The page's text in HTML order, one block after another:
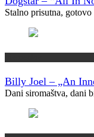
Stalno prisutna,
Billy Joel – „An
Dani siromaštva, dani